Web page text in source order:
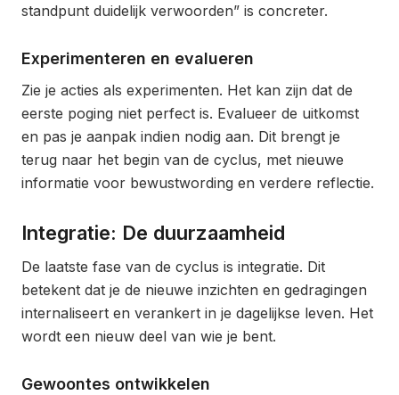
standpunt duidelijk verwoorden” is concreter.
Experimenteren en evalueren
Zie je acties als experimenten. Het kan zijn dat de
eerste poging niet perfect is. Evalueer de uitkomst
en pas je aanpak indien nodig aan. Dit brengt je
terug naar het begin van de cyclus, met nieuwe
informatie voor bewustwording en verdere reflectie.
Integratie: De duurzaamheid
De laatste fase van de cyclus is integratie. Dit
betekent dat je de nieuwe inzichten en gedragingen
internaliseert en verankert in je dagelijkse leven. Het
wordt een nieuw deel van wie je bent.
Gewoontes ontwikkelen